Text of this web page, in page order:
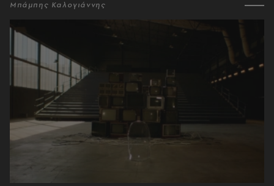
Μπάμπης Καλογιάννης